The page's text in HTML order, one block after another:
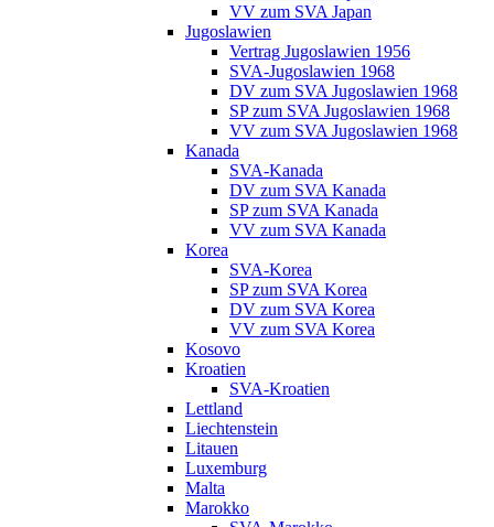
VV zum SVA Japan
Jugoslawien
Vertrag Jugoslawien 1956
SVA-Jugoslawien 1968
DV zum SVA Jugoslawien 1968
SP zum SVA Jugoslawien 1968
VV zum SVA Jugoslawien 1968
Kanada
SVA-Kanada
DV zum SVA Kanada
SP zum SVA Kanada
VV zum SVA Kanada
Korea
SVA-Korea
SP zum SVA Korea
DV zum SVA Korea
VV zum SVA Korea
Kosovo
Kroatien
SVA-Kroatien
Lettland
Liechtenstein
Litauen
Luxemburg
Malta
Marokko